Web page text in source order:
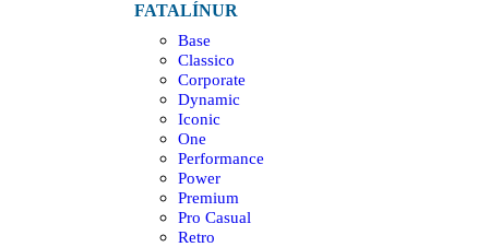
FATALÍNUR
Base
Classico
Corporate
Dynamic
Iconic
One
Performance
Power
Premium
Pro Casual
Retro